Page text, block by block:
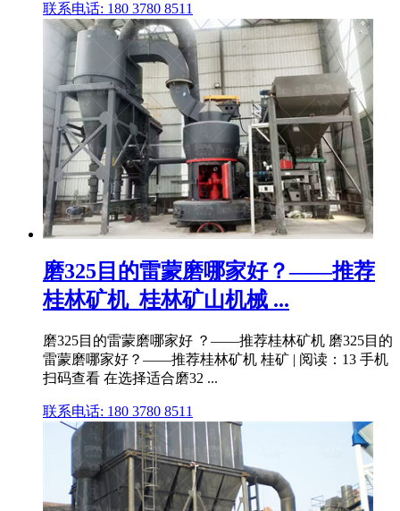
联系电话: 180 3780 8511
磨325目的雷蒙磨哪家好？——推荐
桂林矿机_桂林矿山机械 ...
磨325目的雷蒙磨哪家好 ？——推荐桂林矿机 磨325目的
雷蒙磨哪家好？——推荐桂林矿机 桂矿 | 阅读：13 手机
扫码查看 在选择适合磨32 ...
联系电话: 180 3780 8511